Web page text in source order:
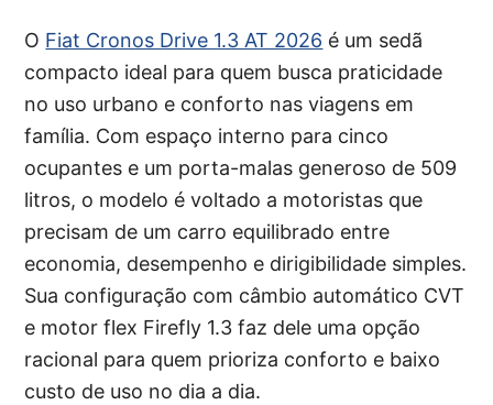
O Fiat Cronos Drive 1.3 AT 2026 é um sedã
compacto ideal para quem busca praticidade
no uso urbano e conforto nas viagens em
família. Com espaço interno para cinco
ocupantes e um porta-malas generoso de 509
litros, o modelo é voltado a motoristas que
precisam de um carro equilibrado entre
economia, desempenho e dirigibilidade simples.
Sua configuração com câmbio automático CVT
e motor flex Firefly 1.3 faz dele uma opção
racional para quem prioriza conforto e baixo
custo de uso no dia a dia.